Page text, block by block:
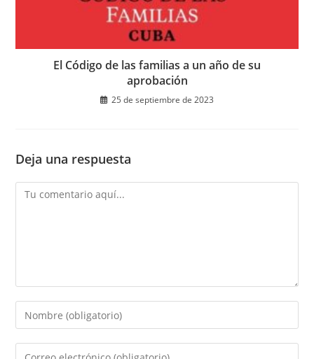
El Código de las familias a un año de su
aprobación
25 de septiembre de 2023
Deja una respuesta
Comentario
Introduce
tu
nombre
Introduce